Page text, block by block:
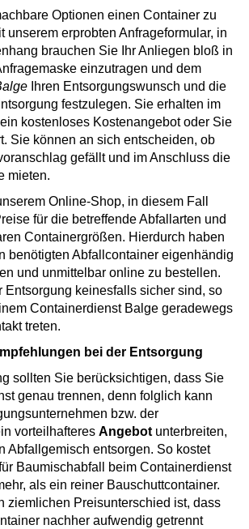
Optionen einen Container zu
unserem erprobten Anfrageformular, in
brauchen Sie Ihr Anliegen bloß in
einzutragen und dem
Ihren Entsorgungswunsch und die
festzulegen. Sie erhalten im
kostenloses Kostenangebot oder Sie
Sie können an sich entscheiden, ob
gefällt und im Anschluss die
mieten.
Online-Shop, in diesem Fall
für die betreffende Abfallarten und
Containergrößen. Hierdurch haben
benötigten Abfallcontainer eigenhändig
und unmittelbar online zu bestellen.
Entsorgung keinesfalls sicher sind, so
Containerdienst Balge geradewegs
treten.
bei der Entsorgung
sollten Sie berücksichtigen, dass Sie
genau trennen, denn folglich kann
bzw. der
vorteilhafteres Angebot unterbreiten,
Abfallgemisch entsorgen. So kostet
Baumischabfall beim Containerdienst
als ein reiner Bauschuttcontainer.
ziemlichen Preisunterschied ist, dass
nachher aufwendig getrennt